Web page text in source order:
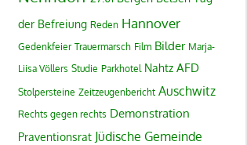
der Befreiung Reden Hannover
Gedenkfeier Trauermarsch Film Bilder Marja-
Liisa Völlers Studie Parkhotel Nahtz AFD
Stolpersteine Zeitzeugenbericht Auschwitz
Rechts gegen rechts Demonstration
Praventionsrat Jüdische Gemeinde